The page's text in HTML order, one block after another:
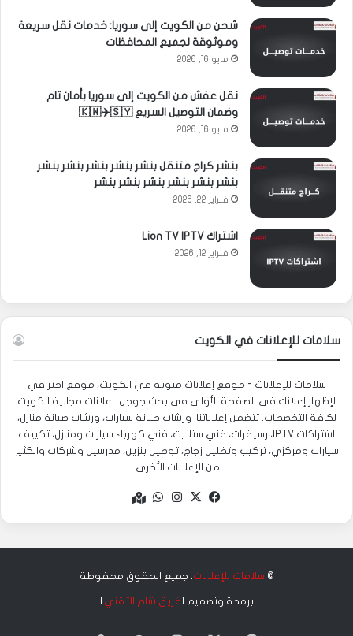
شحن من الكويت إلى سوريا: خدمات نقل سريعة
وموثوقة لجميع المحافظات
مايو 16, 2026
نقل عفش من الكويت إلى سوريا بأمان تام
وضمان التوصيل السريع 🇰🇼✈️🇸🇾
مايو 16, 2026
بنشر كراج متنقل بنشر بنشر بنشر بنشر بنشر
بنشر بنشر بنشر بنشر بنشر بنشر
فبراير 22, 2026
اشتراك Lion TV IPTV
فبراير 12, 2026
سلامات للإعلانات في الكويت
سلامات للإعلانات - موقع إعلانات مبوبة في الكويت، موقع احترافي
لإظهار إعلانك في الصفحة الأولى في بحث جوجل. اعلانات مجانية الكويت
لكافة التخصصات. تتضمن إعلاناتنا: ورشات صيانة سيارات، ورشات صيانة منازل،
اشتراكات IPTV، رسيفرات، فني ستلايت، فني كهرباء سيارات ومنازل، تكييف
سيارات ومركزي، تركيب وتظليل زجاج، توصيل بنزين، مدرسين وشركات والكثير
من الإعلانات الأخرى.
فيسبوك
‫X انستقرام
واتساب
© سلامات للإعلانات. جميع الحقوق محفوظة
برمجة وتصميم [فريق شام التقني]